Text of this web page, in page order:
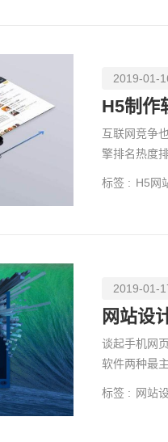
2019-01-
H5制作
互联网竞争
擎排名热度
标签 : H5网
2019-01-
网站设
谈起手机网
软件两种最
标签 : 网站